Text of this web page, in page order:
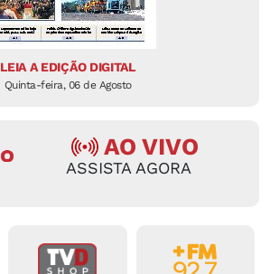
LEIA A EDIÇÃO DIGITAL
Quinta-feira, 06 de Agosto
AO VIVO
ASSISTA AGORA